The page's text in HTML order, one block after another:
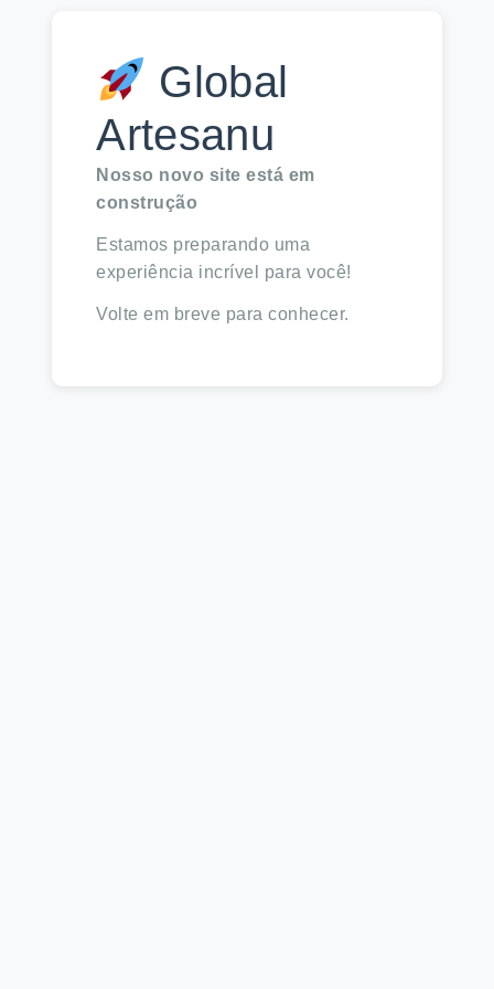
Global
Artesanu
Nosso novo site está em
construção
Estamos preparando uma
experiência incrível para você!
Volte em breve para conhecer.